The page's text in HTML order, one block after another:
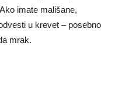
imate mališane,
u krevet – posebno
mrak.